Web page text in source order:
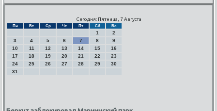
Сегодня: Пятница, 7 Августа
Пн Вт Ср Чт Пт Сб Вс
1
2
3
4 5 6 7 8
9
10
11 12 13 14 15
16
17
18 19 20 21 22
23
24
25 26 27 28 29
30
31